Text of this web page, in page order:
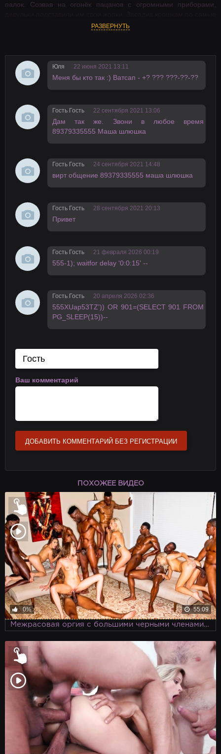
палок. Созвав на огонёк пацанов с огромными приборами,
помидоры, самцы принялись жёстко долбить аппетитные
РАЗВЕРНУТЬ
Юля 22 июня 2021 13:11
Меня бы кто тaк :) Ватсап - +? ??? ???-??-??
Гость Гость 22 сентября 2021 13:06
Дам так же. Звони в любое время
89379335555 Маша шлюшка
Гость Гость 24 сентября 2021 14:48
вирт общение 89379335555 маша шлюшка
Гость Гость 28 сентября 2021 20:13
Привет
Гость Гость 21 февраля 2026 00:19
555-1); waitfor delay '0:0:15' --
Гость Гость 20 апреля 2026 02:36
555XUap53TZ')) OR 901=(SELECT 901 FROM
PG_SLEEP(15))--
Ваш комментарий
ДОБАВИТЬ КОММЕНТАРИЙ БЕЗ РЕГИСТРАЦИИ
ПОХОЖЕЕ ВИДЕО
0% 55:09
Межрасовая оргия с большими черными членами и худыми красавица проходит в тайном месте, о котором знают только свои